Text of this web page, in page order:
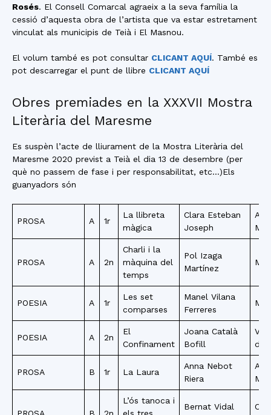
Rosés. El Consell Comarcal agraeix a la seva família la
cessió d’aquesta obra de l’artista que va estar estretament
vinculat als municipis de Teià i El Masnou.
El volum també es pot consultar CLICANT AQUÍ. També es
pot descarregar el punt de llibre CLICANT AQUÍ
Obres premiades en la XXXVII Mostra
Literària del Maresme
Es suspèn l’acte de lliurament de la Mostra Literària del
Maresme 2020 previst a Teià el dia 13 de desembre (per
què no passem de fase i per responsabilitat, etc…)Els
guanyadors són
PROSA A 1r
La llibreta
màgica
Clara Esteban
Joseph
PROSA A 2n
Charli i la
màquina del
temps
Pol Izaga
Martínez
POESIA A 1r
Les set
comparses
Manel Vilana
Ferreres
POESIA A 2n
El
Confinament
Joana Català
Bofill
de
PROSA B 1r La Laura
Anna Nebot
Riera
L’ós tanoca i
Bernat Vidal